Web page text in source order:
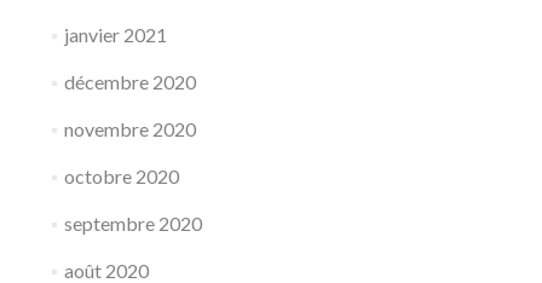
janvier 2021
décembre 2020
novembre 2020
octobre 2020
septembre 2020
août 2020